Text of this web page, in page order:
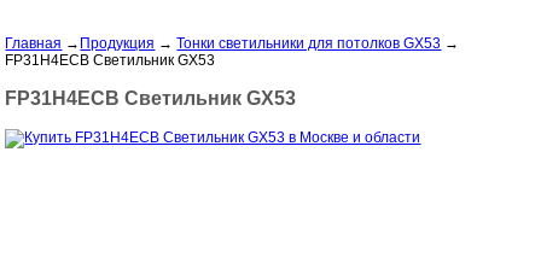
Главная → Продукция →Тонки светильники для потолков GX53 →
FP31H4ECB Светильник GX53
FP31H4ECB Светильник GX53